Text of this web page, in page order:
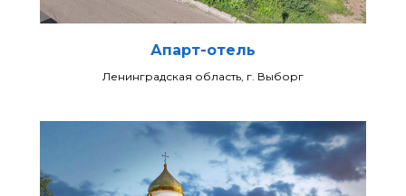
Апарт-отель
Ленинградская область, г. Выборг